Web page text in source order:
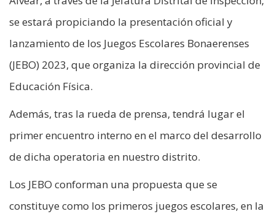
se estará propiciando la presentación oficial y
lanzamiento de los Juegos Escolares Bonaerenses
(JEBO) 2023, que organiza la dirección provincial de
Educación Física.
Además, tras la rueda de prensa, tendrá lugar el
primer encuentro interno en el marco del desarrollo
de dicha operatoria en nuestro distrito.
Los JEBO conforman una propuesta que se
constituye como los primeros juegos escolares, en la